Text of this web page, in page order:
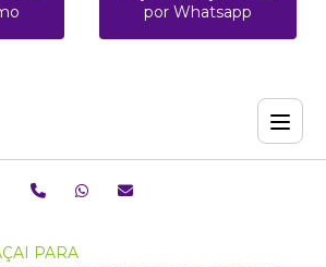
por Whatsapp
PARA FRANQUIAS PREÇO ZONA